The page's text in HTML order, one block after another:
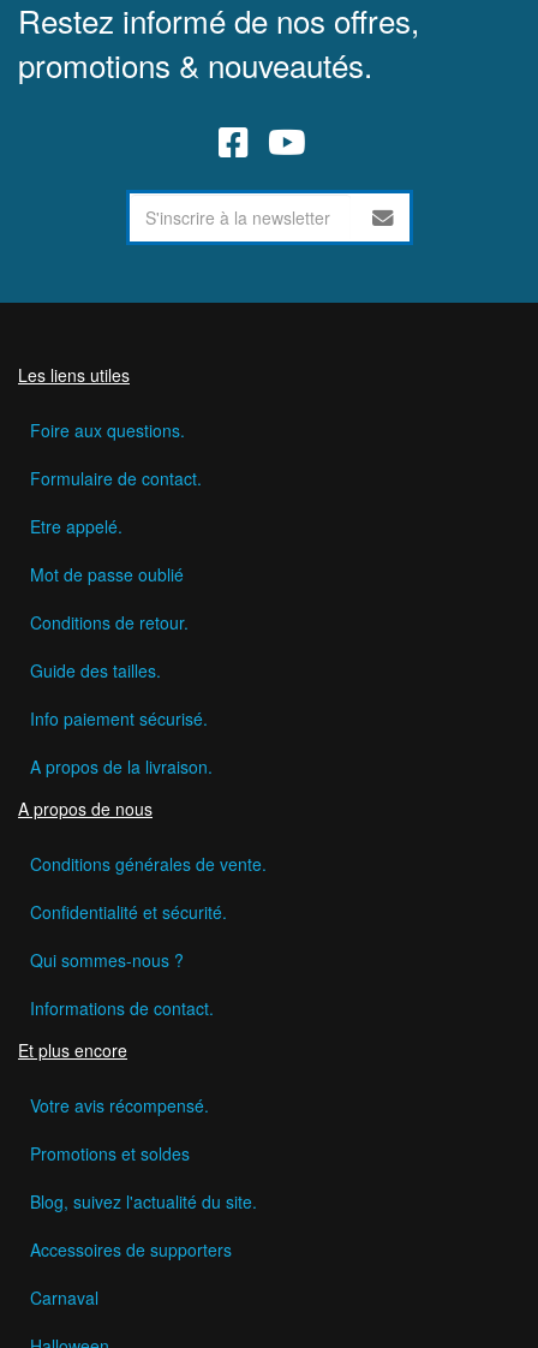
Restez informé de nos offres,
promotions & nouveautés.
Les liens utiles
Foire aux questions.
Formulaire de contact.
Etre appelé.
Mot de passe oublié
Conditions de retour.
Guide des tailles.
Info paiement sécurisé.
A propos de la livraison.
A propos de nous
Conditions générales de vente.
Confidentialité et sécurité.
Qui sommes-nous ?
Informations de contact.
Et plus encore
Votre avis récompensé.
Promotions et soldes
Blog, suivez l'actualité du site.
Accessoires de supporters
Carnaval